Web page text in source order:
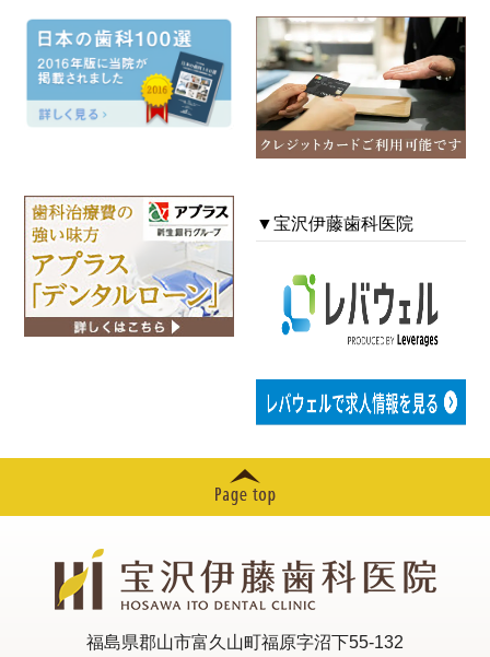
▼宝沢伊藤歯科医院
福島県郡山市富久山町福原字沼下55-132